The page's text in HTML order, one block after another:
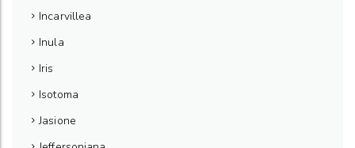
Incarvillea
Inula
Iris
Isotoma
Jasione